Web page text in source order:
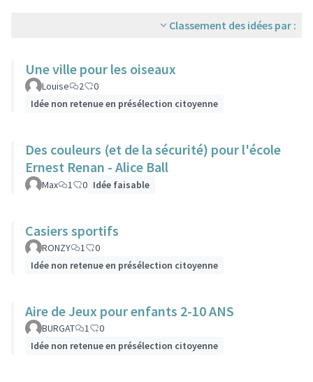
Classement des idées par :
Une ville pour les oiseaux
Louise 2
0
Idée non retenue en présélection citoyenne
Des couleurs (et de la sécurité) pour l'école
Ernest Renan - Alice Ball
Max 1 0 Idée faisable
Casiers sportifs
RONZY 1
0
Idée non retenue en présélection citoyenne
Aire de Jeux pour enfants 2-10 ANS
BURGAT 1
0
Idée non retenue en présélection citoyenne